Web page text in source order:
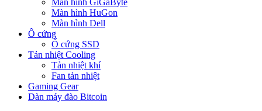
Màn hình GiGaByte
Màn hình HuGon
Màn hình Dell
Ô cứng
Ổ cứng SSD
Tản nhiệt Cooling
Tản nhiệt khí
Fan tản nhiệt
Gaming Gear
Dàn máy đào Bitcoin